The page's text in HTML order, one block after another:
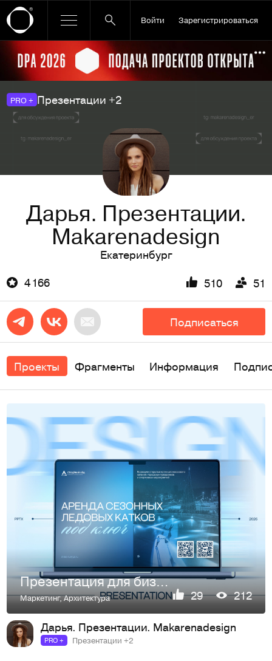
Войти Зарегистрироваться
Ссылка баннера
PRO + Презентации +2
Дарья. Презентации.
Makarenadesign
Екатеринбург
4 166
510 51
Подписаться
Проекты Фрагменты Информация
Презентация для бизнеса. Строительство ледовых катков
Маркетинг,Архитектура 29 212
Дарья. Презентации. Makarenadesign
PRO + Презентации +2